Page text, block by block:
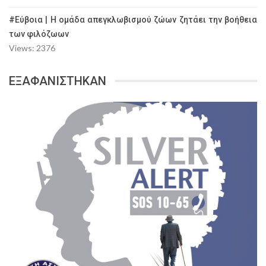
#Εύβοια | Η ομάδα απεγκλωβισμού ζώων ζητάει την βοήθεια
των φιλόζωων
Views: 2376
ΕΞΑΦΑΝΙΣΤΗΚΑΝ